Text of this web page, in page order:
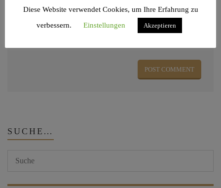
Name, E-Mail-Adresse und Website in diesem Browser für meinen nächsten
SUCHE…
Diese Website verwendet Cookies, um Ihre Erfahrung zu
verbessern.
Einstellungen Akzeptieren